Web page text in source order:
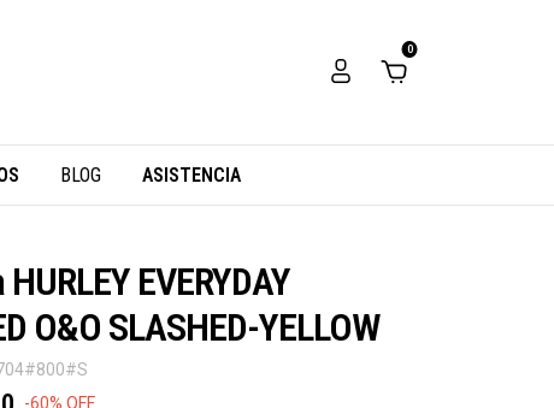
0
BLOG ASISTENCIA
EVERYDAY
O&O SLASHED-YELLOW
-60% OFF